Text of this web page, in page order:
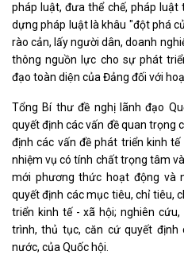
pháp luật, đưa thể chế, pháp
dựng pháp luật là khâu "đột phá
rào cản, lấy người dân, doanh
thông nguồn lực cho sự phát
đạo toàn diện của Đảng đối với
Tổng Bí thư đề nghị lãnh đạo
quyết định các vấn đề quan trọng
định các vấn đề phát triển kinh
nhiệm vụ có tính chất trọng tâm
mới phương thức hoạt động và
quyết định các mục tiêu, chỉ tiêu,
triển kinh tế - xã hội; nghiên
trình, thủ tục, căn cứ quyết
nước, của Quốc hội.